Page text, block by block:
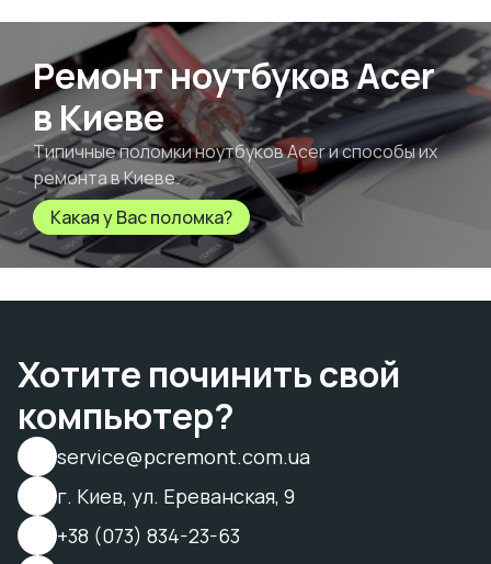
Ремонт ноутбуков Acer
в Киеве
Типичные поломки ноутбуков Acer и способы их
ремонта в Киеве.
Какая у Вас поломка?
Хотите починить свой
компьютер?
service@pcremont.com.ua
г. Киев, ул. Ереванская, 9
+38 (073) 834-23-63